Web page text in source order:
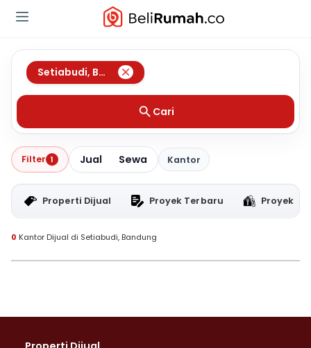
Setiabudi, Bandung
Cari
Filter 1 Jual Sewa Kantor
Properti Dijual Proyek Terbaru Proyek
0 Kantor Dijual di Setiabudi, Bandung